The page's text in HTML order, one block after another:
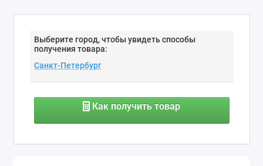
Выберите город, чтобы увидеть способы
получения товара:
Как получить товар